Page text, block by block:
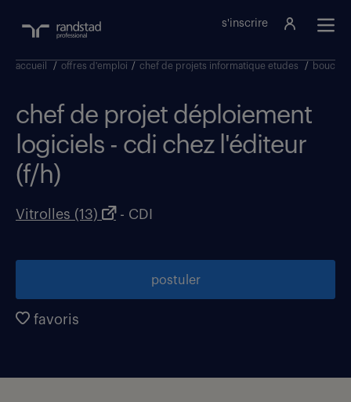
s'inscrire
accueil / offres d'emploi / chef de projets informatique etudes /
chef de projet déploiement
logiciels - cdi chez l'éditeur
(f/h)
Vitrolles (13) - CDI
postuler
favoris